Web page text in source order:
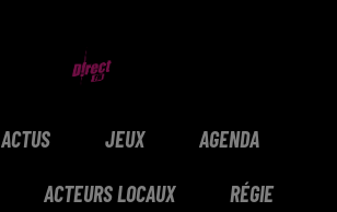
ACTUS JEUX AGENDA
ACTEURS LOCAUX RÉGIE